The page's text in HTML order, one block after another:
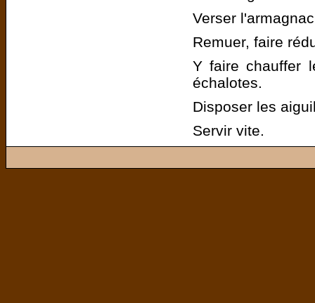
Verser
Remuer, faire
Y faire chauffer
échalotes.
Disposer les
Servir vite.